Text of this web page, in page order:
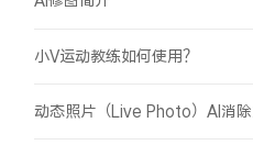
小V运动教练如何使用？
动态照片（Live Photo）AI消除